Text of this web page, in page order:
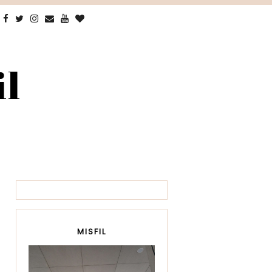
MISFIL